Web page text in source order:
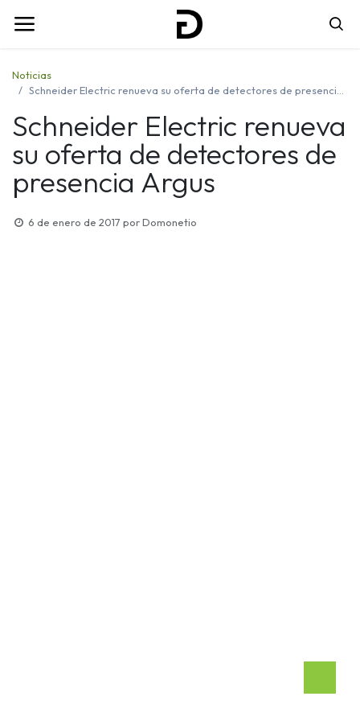
Noticias
Schneider Electric renueva su oferta de detectores de presencia Argus
Schneider Electric renueva
su oferta de detectores de
presencia Argus
6 de enero de 2017 porDomonetio